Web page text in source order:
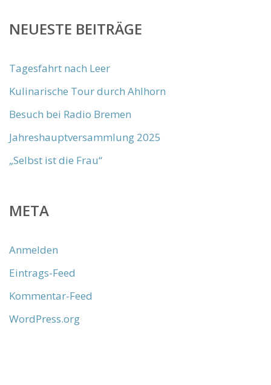
NEUESTE BEITRÄGE
Tagesfahrt nach Leer
Kulinarische Tour durch Ahlhorn
Besuch bei Radio Bremen
Jahreshauptversammlung 2025
„Selbst ist die Frau“
META
Anmelden
Eintrags-Feed
Kommentar-Feed
WordPress.org